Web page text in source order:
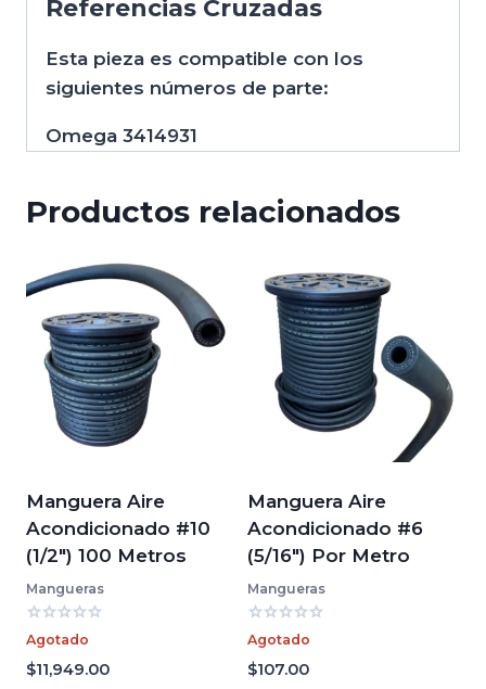
Referencias Cruzadas
Esta pieza es compatible con los
siguientes números de parte:
Omega 3414931
Productos relacionados
Manguera Aire
Acondicionado #10
(1/2″) 100 Metros
Mangueras
Valorado
con
0
de
Agotado
$11,949.00
Manguera Aire
Acondicionado #6
(5/16″) Por Metro
Mangueras
Valorado
con
0
de
Agotado
$107.00